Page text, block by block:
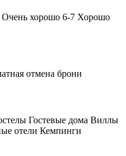
Очень хорошо 6-7 Хорошо
отмена брони
Гостевые дома Виллы
отели Кемпинги